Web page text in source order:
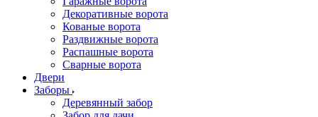
Декоративные ворота
Кованые ворота
Раздвижные ворота
Распашные ворота
Сварные ворота
Двери
Заборы
Деревянный забор